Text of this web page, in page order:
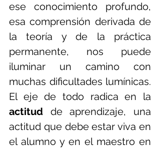
ese conocimiento profundo,
esa comprensión derivada de
la teoría y de la práctica
permanente, nos puede
iluminar un camino con
muchas dificultades lumínicas.
actitud de aprendizaje, una
actitud que debe estar viva en
el alumno y en el maestro en